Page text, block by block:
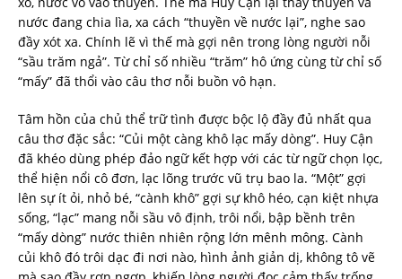
nước đang chia lìa, xa cách “thuyền về nước lại”, nghe sao
đầy xót xa. Chính lẽ vì thế mà gợi nên trong lòng người nỗi
“sầu trăm ngả”. Từ chỉ số nhiều “trăm” hô ứng cùng từ chỉ số
“mấy” đã thổi vào câu thơ nỗi buồn vô hạn.
Tâm hồn của chủ thể trữ tình được bộc lộ đầy đủ nhất qua
câu thơ đặc sắc: “Củi một càng khô lạc mấy dòng”. Huy Cận
đã khéo dùng phép đảo ngữ kết hợp với các từ ngữ chọn lọc,
thể hiện nổi cô đơn, lạc lõng trước vũ trụ bao la. “Một” gợi
lên sự ít ỏi, nhỏ bé, “cành khô” gợi sự khô héo, cạn kiệt nhựa
sống, “lạc” mang nỗi sầu vô định, trôi nổi, bập bềnh trên
“mấy dòng” nước thiên nhiên rộng lớn mênh mông. Cành
củi khô đó trôi dạc đi nơi nào, hình ảnh giản dị, không tô vẽ